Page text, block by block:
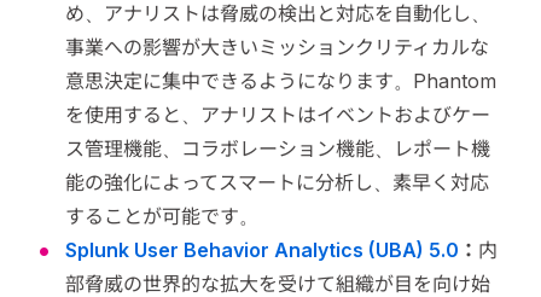
め、アナリストは脅威の検出と対応を自動化し、
事業への影響が大きいミッションクリティカルな
意思決定に集中できるようになります。Phantom
を使用すると、アナリストはイベントおよびケー
ス管理機能、コラボレーション機能、レポート機
能の強化によってスマートに分析し、素早く対応
することが可能です。
Splunk User Behavior Analytics (UBA) 5.0 ： 内
部脅威の世界的な拡大を受けて組織が目を向け始